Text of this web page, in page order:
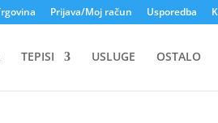
Prijava/Moj račun Usporedba
TEPISI USLUGE OSTALO